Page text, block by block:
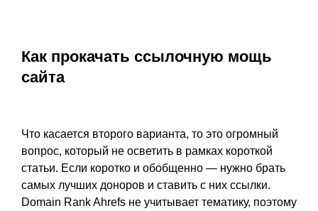
Как прокачать ссылочную мощь
сайта
Что касается второго варианта, то это огромный
вопрос, который не осветить в рамках короткой
статьи. Если коротко и обобщенно — нужно брать
самых лучших доноров и ставить с них ссылки.
Domain Rank Ahrefs не учитывает тематику, поэтому